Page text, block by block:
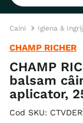
3. hrana uscata
4. recompense
Caini Igiena &
CHAMP RICHER
CHAMP
balsam
aplicator,
Cod SKU: